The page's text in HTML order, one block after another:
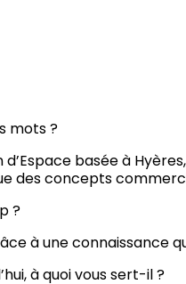
mots ?
basée à
des concepts
?
à une connaissance
à quoi vous sert-il ?